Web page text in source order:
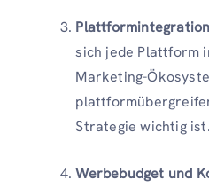
Plattformintegration
sich jede Plattform
Marketing-
Strategie wichtig ist.
Werbebudget und